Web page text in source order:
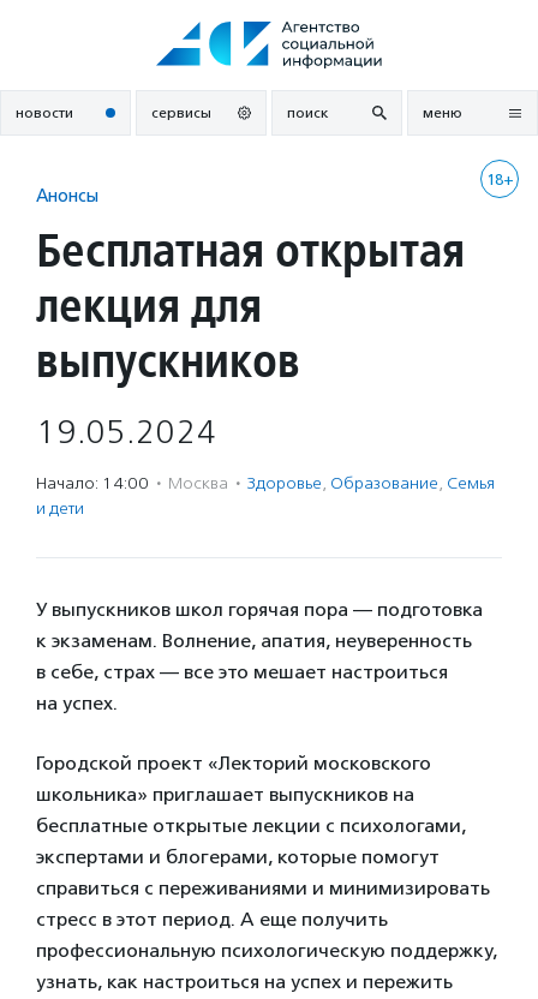
новости сервисы поиск меню
18+
Анонсы
Бесплатная открытая
лекция для
выпускников
19.05.2024
Начало: 14:00 · Москва · Здоровье, Образование, Семья
и дети
У выпускников школ горячая пора — подготовка
к экзаменам. Волнение, апатия, неуверенность
в себе, страх — все это мешает настроиться
на успех.
Городской проект «Лекторий московского
школьника» приглашает выпускников на
бесплатные открытые лекции с психологами,
экспертами и блогерами, которые помогут
справиться с переживаниями и минимизировать
стресс в этот период. А еще получить
профессиональную психологическую поддержку,
узнать, как настроиться на успех и пережить